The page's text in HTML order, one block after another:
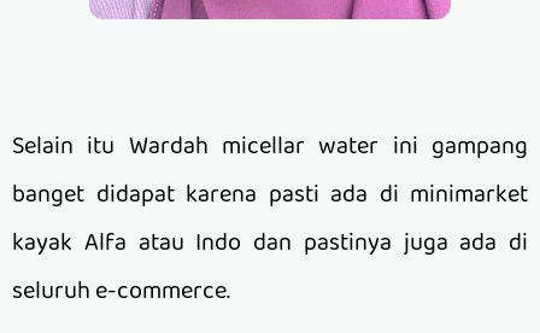
Selain itu Wardah micellar water ini gampang
banget didapat karena pasti ada di minimarket
kayak Alfa atau Indo dan pastinya juga ada di
seluruh e-commerce.